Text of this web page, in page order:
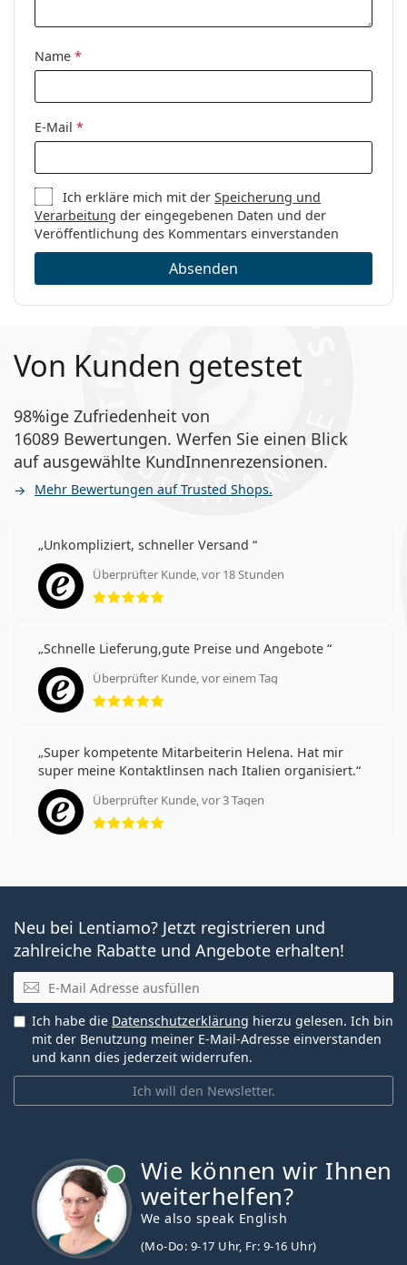
Marke:
Polaroid
Code:
Name *
E-Mail *
Ich erkläre mich mit derSpeicherung und
Verarbeitung der eingegebenen Daten und der
Veröffentlichung des Kommentars einverstanden
Absenden
Von Kunden getestet
98%ige Zufriedenheit von
16089 Bewertungen. Werfen Sie einen Blick
auf ausgewählte KundInnenrezensionen.
Mehr Bewertungen auf Trusted Shops.
Unkompliziert, schneller Versand
Überprüfter Kunde, vor 18 Stunden
Bewertung 5 aus 5
Schnelle Lieferung,gute Preise und Angebote
Überprüfter Kunde, vor einem Tag
Bewertung 5 aus 5
Super kompetente Mitarbeiterin Helena. Hat mir
super meine Kontaktlinsen nach Italien organisiert.
Überprüfter Kunde, vor 3 Tagen
Bewertung 5 aus 5
Neu bei Lentiamo? Jetzt registrieren und
zahlreiche Rabatte und Angebote erhalten!
E-Mail
Ich will den Newsletter.
Ich habe die Datenschutzerklärung hierzu gelesen. Ich bin
mit der Benutzung meiner E-Mail-Adresse einverstanden
und kann dies jederzeit widerrufen.
Wie können wir Ihnen
weiterhelfen?
We also speak English
(Mo-Do: 9-17 Uhr, Fr: 9-16 Uhr)